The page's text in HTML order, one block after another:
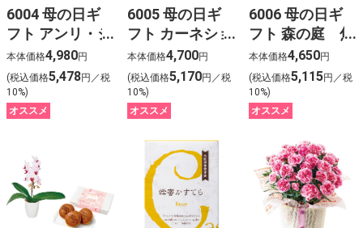
6004 母の日ギ
フト アンリ・シ
ャルパンティ
エ ラング・
ド・シャ＆ピン
クバラのブーケ
本体価格4,980円
(税込価格5,478円／税
10%)
オススメ
6005 母の日ギ
フト カーネショ
ン（さくらもな
か）と「パティ
スリーキハチ」
アソートBOX
本体価格4,700円
(税込価格5,170円／税
10%)
オススメ
6006 母の日ギ
フト 森の庭 焦
がしキャラメル
バーム＆カーネ
ーションブーケ
本体価格4,650円
(税込価格5,115円／税
10%)
オススメ